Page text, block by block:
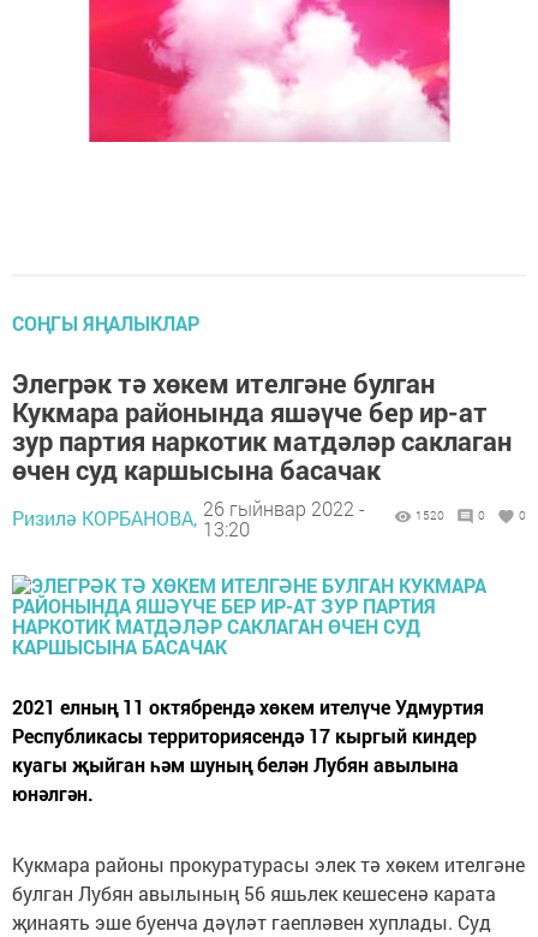
СОҢГЫ ЯҢАЛЫКЛАР
Элегрәк тә хөкем ителгәне булган
Кукмара районында яшәүче бер ир-ат
зур партия наркотик матдәләр саклаган
өчен суд каршысына басачак
Ризилә КОРБАНОВА, 26 гыйнвар 2022 -
13:20
1520 0 0
2021 елның 11 октябрендә хөкем ителүче Удмуртия
Республикасы территориясендә 17 кыргый киндер
куагы җыйган һәм шуның белән Лубян авылына
юнәлгән.
Кукмара районы прокуратурасы элек тә хөкем ителгәне
булган Лубян авылының 56 яшьлек кешесенә карата
җинаять эше буенча дәүләт гаепләвен хуплады. Суд